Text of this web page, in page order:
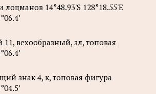
лоцманов 14°48.93'S 128°18.55'E
11, вехообразный, зл, топовая
знак 4, к, топовая фигура